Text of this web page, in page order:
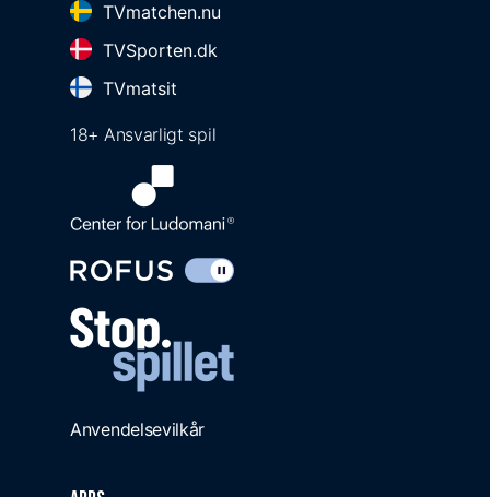
TVmatchen.nu
TVSporten.dk
TVmatsit
18+ Ansvarligt spil
Anvendelsevilkår